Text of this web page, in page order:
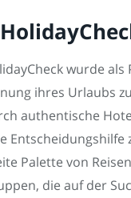
wurde
ihres Urlaubs
authentische
Entscheidungshilfe
Palette von
die auf der